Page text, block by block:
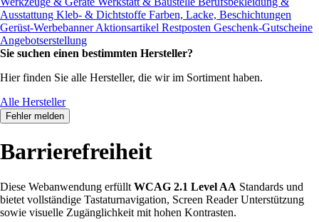
Ausstattung Kleb- & Dichtstoffe Farben, Lacke, Beschichtungen
Gerüst-WerbebannerAktionsartikel Restposten Geschenk-Gutscheine
Angebotserstellung
Sie suchen einen bestimmten Hersteller?
Hier finden Sie alle Hersteller, die wir im Sortiment haben.
Alle Hersteller
Fehler melden
Barrierefreiheit
Diese Webanwendung erfüllt WCAG 2.1 Level AA Standards und
bietet vollständige Tastaturnavigation, Screen Reader Unterstützung
sowie visuelle Zugänglichkeit mit hohen Kontrasten.